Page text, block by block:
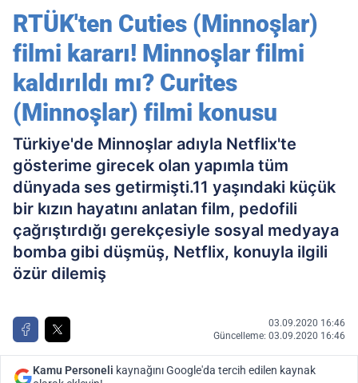
mı? Curites (Minnoşlar) filmi
konusu
RTÜK'ten Cuties (Minnoşlar)
filmi kararı! Minnoşlar filmi
kaldırıldı mı? Curites
(Minnoşlar) filmi konusu
Türkiye'de Minnoşlar adıyla Netflix'te
gösterime girecek olan yapımla tüm
dünyada ses getirmişti.11 yaşındaki küçük
bir kızın hayatını anlatan film, pedofili
çağrıştırdığı gerekçesiyle sosyal medyaya
bomba gibi düşmüş, Netflix, konuyla ilgili
özür dilemiş
03.09.2020 16:46
Güncelleme: 03.09.2020 16:46
Kamu Personeli kaynağını Google'da tercih edilen kaynak